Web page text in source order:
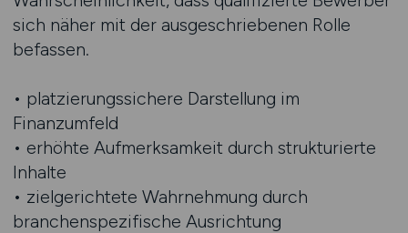
sich näher mit der ausgeschriebenen Rolle
befassen.
• platzierungssichere Darstellung im
Finanzumfeld
• erhöhte Aufmerksamkeit durch strukturierte
Inhalte
• zielgerichtete Wahrnehmung durch
branchenspezifische Ausrichtung